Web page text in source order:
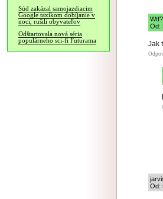
Súd zakázal samojazdiacim
Google taxíkom dobíjanie v
noci, rušili obyvateľov
Odštartovala nová séria
populárneho sci-fi Futurama
Od:
Jak
Od: